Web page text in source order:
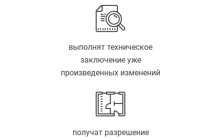
выполнят техническое
заключение уже
произведенных изменений
получат разрешение